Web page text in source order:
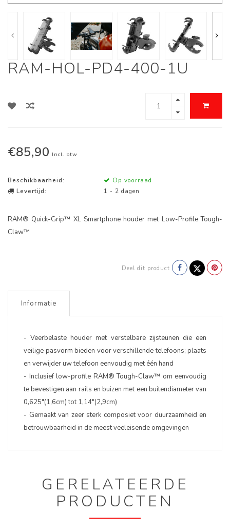
RAM-HOL-PD4-400-1U
€85,90 Incl. btw
Beschikbaarheid:
Op voorraad
Levertijd:
1 - 2 dagen
RAM® Quick-Grip™ XL Smartphone houder met Low-Profile Tough-
Claw™
Deel dit product
Informatie
- Veerbelaste houder met verstelbare zijsteunen die een
veilige pasvorm bieden voor verschillende telefoons; plaats
en verwijder uw telefoon eenvoudig met één hand
- Inclusief low-profile RAM® Tough-Claw™ om eenvoudig
te bevestigen aan rails en buizen met een buitendiameter van
0,625"(1,6cm) tot 1,14"(2,9cm)
- Gemaakt van zeer sterk composiet voor duurzaamheid en
betrouwbaarheid in de meest veeleisende omgevingen
GERELATEERDE
PRODUCTEN